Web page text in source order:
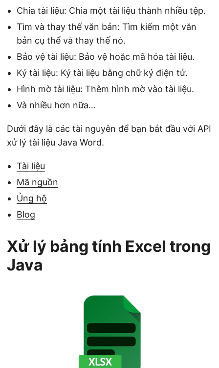
Chia tài liệu: Chia một tài liệu thành nhiều tệp.
Tìm và thay thế văn bản: Tìm kiếm một văn
bản cụ thể và thay thế nó.
Bảo vệ tài liệu: Bảo vệ hoặc mã hóa tài liệu.
Ký tài liệu: Ký tài liệu bằng chữ ký điện tử.
Hình mờ tài liệu: Thêm hình mờ vào tài liệu.
Và nhiều hơn nữa…
Dưới đây là các tài nguyên để bạn bắt đầu với API
xử lý tài liệu Java Word.
Tài liệu
Mã nguồn
Ủng hộ
Blog
Xử lý bảng tính Excel trong
Java